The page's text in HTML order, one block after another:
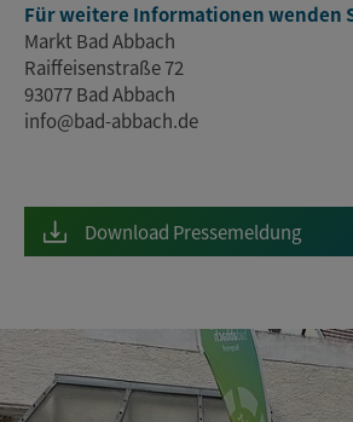
Für weitere Informationen wenden
Markt Bad Abbach
Raiffeisenstraße 72
93077 Bad Abbach
info@bad-abbach.de
Download Pressemeldung